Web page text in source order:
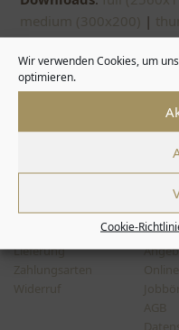
Wir verwenden Cookies, um
optimieren.
Cookie-
|
Kundenservice
Bestellvorgang
Versandkosten &
Lieferung
Zahlungsarten
Über